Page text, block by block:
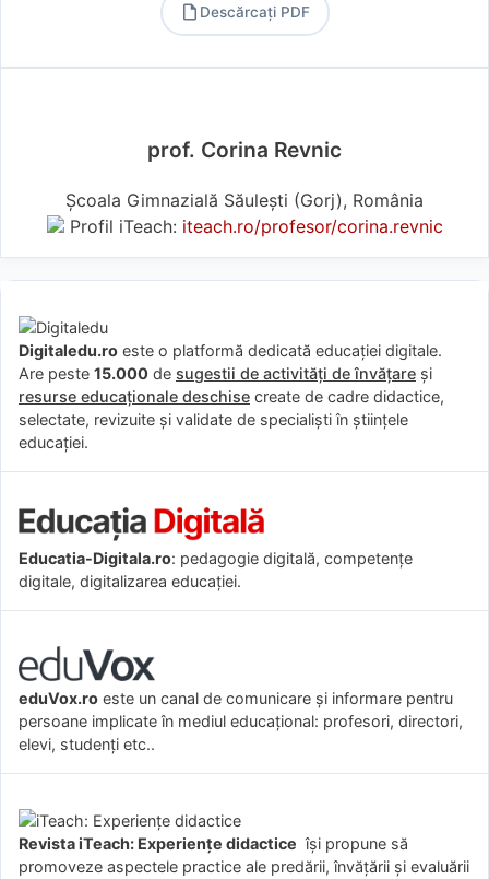
Descărcați PDF
prof. Corina Revnic
Şcoala Gimnazială Săulești (Gorj), România
Profil iTeach: iteach.ro/profesor/corina.revnic
Digitaledu.ro este o platformă dedicată educației digitale.
Are peste 15.000 de sugestii de activități de învățare și
resurse educaționale deschise create de cadre didactice,
selectate, revizuite și validate de specialiști în științele
educației.
Educatia-Digitala.ro: pedagogie digitală, competențe
digitale, digitalizarea educației.
eduVox.ro este un canal de comunicare și informare pentru
persoane implicate în mediul educațional: profesori, directori,
elevi, studenți etc..
Revista iTeach: Experienţe didactice îşi propune să
promoveze aspectele practice ale predării, învăţării şi evaluării